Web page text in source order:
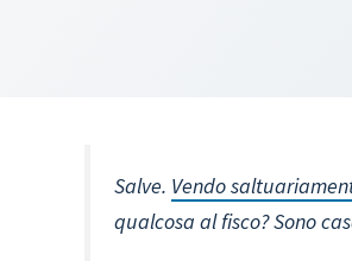
Salve. Vendo
qualcosa al fisco? Sono